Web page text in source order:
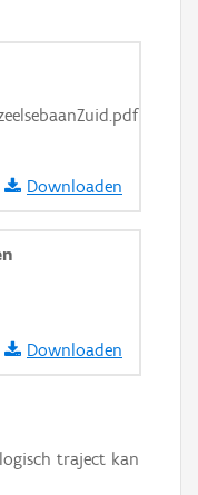
Downloaden
Downloaden
traject kan